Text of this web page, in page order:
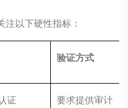
注以下硬性指标：
验证方式
证
要求提供审计